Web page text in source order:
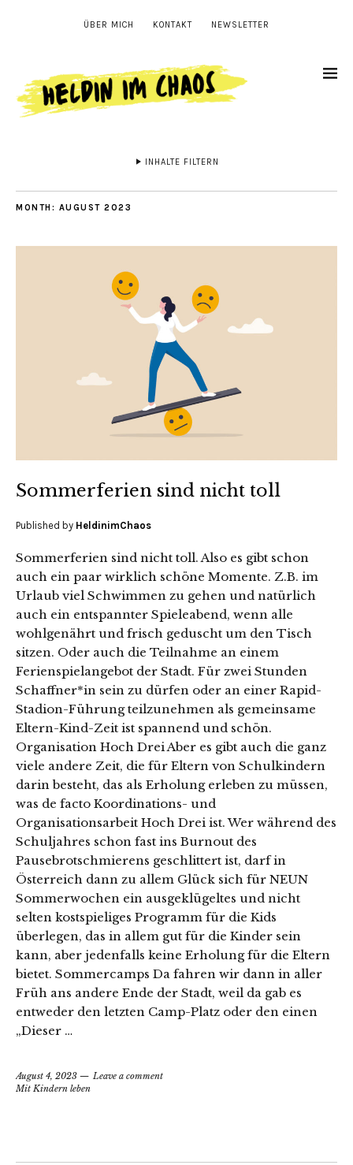
ÜBER MICH KONTAKT NEWSLETTER
INHALTE FILTERN
MONTH: AUGUST 2023
Sommerferien sind nicht toll
Published by HeldinimChaos
Sommerferien sind nicht toll. Also es gibt schon
auch ein paar wirklich schöne Momente. Z.B. im
Urlaub viel Schwimmen zu gehen und natürlich
auch ein entspannter Spieleabend, wenn alle
wohlgenährt und frisch geduscht um den Tisch
sitzen. Oder auch die Teilnahme an einem
Ferienspielangebot der Stadt. Für zwei Stunden
Schaffner*in sein zu dürfen oder an einer Rapid-
Stadion-Führung teilzunehmen als gemeinsame
Eltern-Kind-Zeit ist spannend und schön.
Organisation Hoch Drei Aber es gibt auch die ganz
viele andere Zeit, die für Eltern von Schulkindern
darin besteht, das als Erholung erleben zu müssen,
was de facto Koordinations- und
Organisationsarbeit Hoch Drei ist. Wer während des
Schuljahres schon fast ins Burnout des
Pausebrotschmierens geschlittert ist, darf in
Österreich dann zu allem Glück sich für NEUN
Sommerwochen ein ausgeklügeltes und nicht
selten kostspieliges Programm für die Kids
überlegen, das in allem gut für die Kinder sein
kann, aber jedenfalls keine Erholung für die Eltern
bietet. Sommercamps Da fahren wir dann in aller
Früh ans andere Ende der Stadt, weil da gab es
entweder den letzten Camp-Platz oder den einen
„Dieser …
August 4, 2023
Leave a comment
Mit Kindern leben